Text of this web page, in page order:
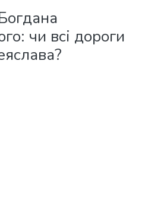
чи всі дороги